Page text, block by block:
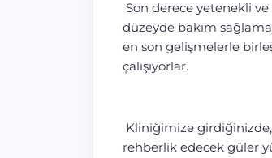
Son derece yetenekli
düzeyde bakım
en son gelişmelerle
çalışıyorlar.
Kliniğimize
rehberlik edecek güler